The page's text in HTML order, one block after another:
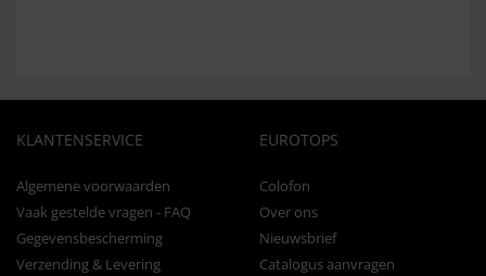
KLANTENSERVICE
Algemene voorwaarden
Vaak gestelde vragen - FAQ
Gegevensbescherming
Verzending & Levering
EUROTOPS
Colofon
Over ons
Nieuwsbrief
Catalogus aanvragen